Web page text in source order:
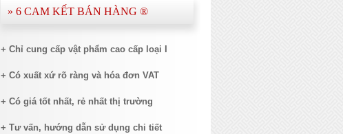
» 6 CAM KẾT BÁN HÀNG ®​
+ Chỉ cung cấp vật phẩm cao cấp loại I
+ Có xuất xứ rõ ràng và hóa đơn VAT
+ Có giá tốt nhất, rẻ nhất thị trường
+ Tư vấn, hướng dẫn sử dụng chi tiết